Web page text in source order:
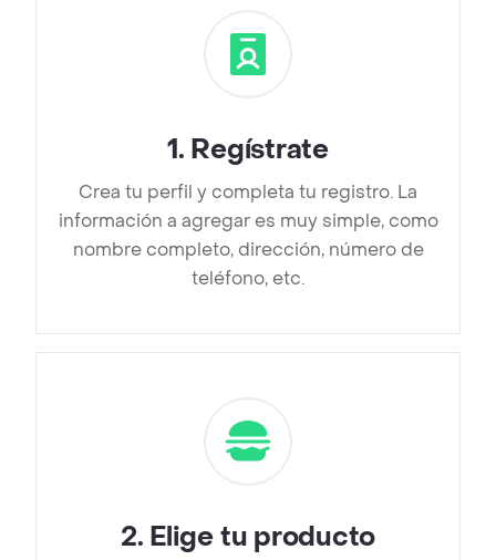
1. Regístrate
Crea tu perfil y completa tu registro. La
información a agregar es muy simple, como
nombre completo, dirección, número de
teléfono, etc.
2. Elige tu producto